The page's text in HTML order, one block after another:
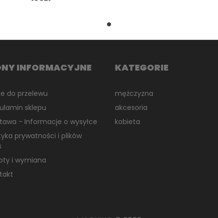
INFORMACYJNE
do przelewu
sklepu
- Informacje o wysyłce
prywatności i plików
i wymiana
KATEGORIE
mężczyzna
akcesoria
kobieta